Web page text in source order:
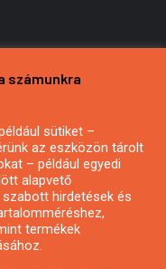
számunkra
sütiket –
az eszközön tárolt
– például egyedi
alapvető
hirdetések és
termékek